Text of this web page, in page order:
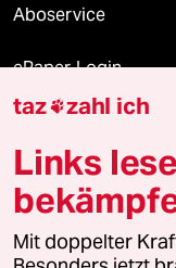
Aboservice
ePaper Login
Downloads für
© 2026 taz Verlags
Alle Rechte vorbehalten.
wenden Sie sich bitte an
taz zahl ich
Links
Mit doppelter